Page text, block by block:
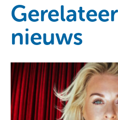
nieuws